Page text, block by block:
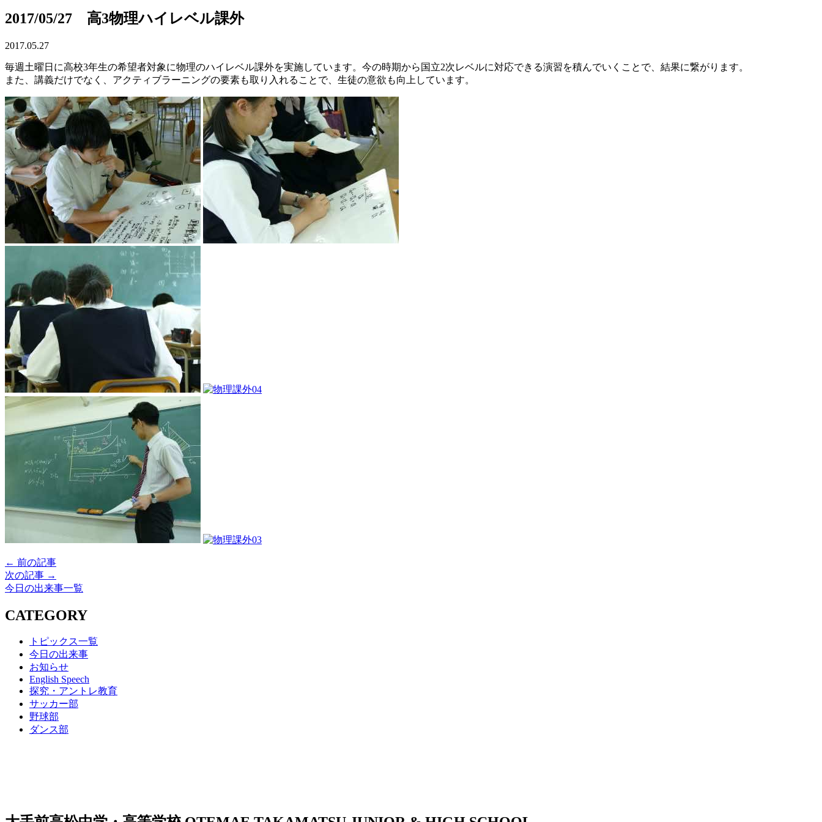
2017/05/27 高3物理ハイレベル課外
2017.05.27
毎週土曜日に高校3年生の希望者対象に物理のハイレベル課外を実施しています。今の時期から国立2次レベルに対応できる演習を積んでいくことで、結果に繋がります。
また、講義だけでなく、アクティブラーニングの要素も取り入れることで、生徒の意欲も向上しています。
← 前の記事
次の記事 →
今日の出来事一覧
CATEGORY
トピックス一覧
今日の出来事
お知らせ
English Speech
探究・アントレ教育
サッカー部
野球部
ダンス部